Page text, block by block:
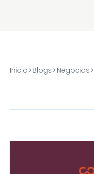
Inicio Blogs Negocios